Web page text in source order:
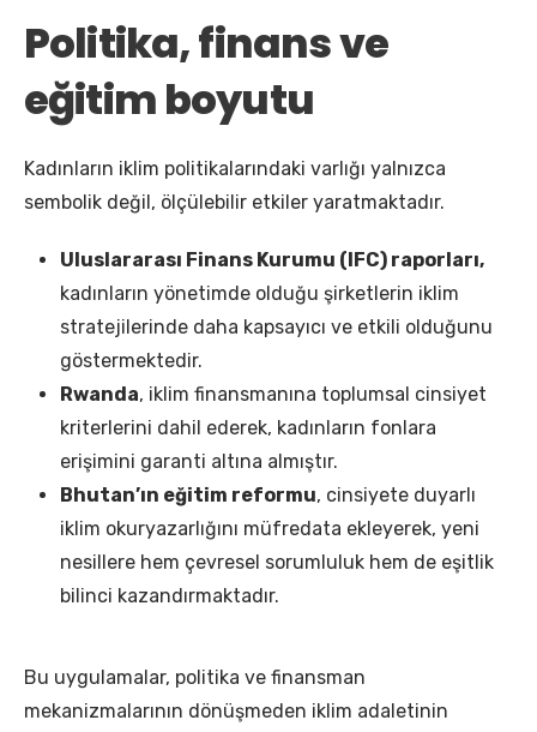
Politika, finans ve
eğitim boyutu
Kadınların iklim politikalarındaki varlığı yalnızca
sembolik değil, ölçülebilir etkiler yaratmaktadır.
Uluslararası Finans Kurumu (IFC) raporları,
kadınların yönetimde olduğu şirketlerin iklim
stratejilerinde daha kapsayıcı ve etkili olduğunu
göstermektedir.
Rwanda, iklim finansmanına toplumsal cinsiyet
kriterlerini dahil ederek, kadınların fonlara
erişimini garanti altına almıştır.
Bhutan’ın eğitim reformu, cinsiyete duyarlı
iklim okuryazarlığını müfredata ekleyerek, yeni
nesillere hem çevresel sorumluluk hem de eşitlik
bilinci kazandırmaktadır.
Bu uygulamalar, politika ve finansman
mekanizmalarının dönüşmeden iklim adaletinin